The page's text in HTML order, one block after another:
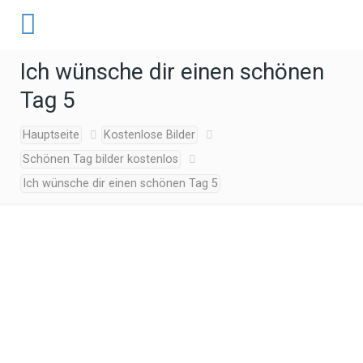
Ich wünsche dir einen schönen
Tag 5
Hauptseite
Kostenlose Bilder
Schönen Tag bilder kostenlos
Ich wünsche dir einen schönen Tag 5